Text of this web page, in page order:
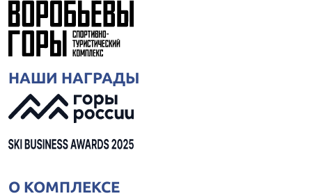
НАШИ НАГРАДЫ
О КОМПЛЕКСЕ